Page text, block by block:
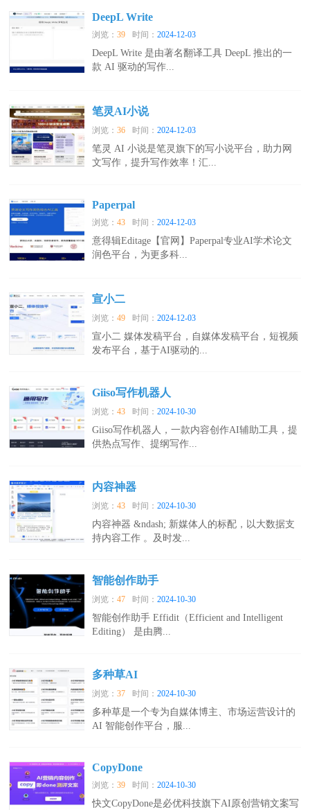
DeepL Write
浏览：39 时间：2024-12-03
DeepL Write 是由著名翻译工具 DeepL 推出的一
款 AI 驱动的写作...
笔灵AI小说
浏览：36 时间：2024-12-03
笔灵 AI 小说是笔灵旗下的写小说平台，助力网
文写作，提升写作效率！汇...
Paperpal
浏览：43 时间：2024-12-03
意得辑Editage【官网】Paperpal专业AI学术论文
润色平台，为更多科...
宣小二
浏览：49 时间：2024-12-03
宣小二 媒体发稿平台，自媒体发稿平台，短视频
发布平台，基于AI驱动的...
Giiso写作机器人
浏览：43 时间：2024-10-30
Giiso写作机器人，一款内容创作AI辅助工具，提
供热点写作、提纲写作...
内容神器
浏览：43 时间：2024-10-30
内容神器 &ndash; 新媒体人的标配，以大数据支
持内容工作 。及时发...
智能创作助手
浏览：47 时间：2024-10-30
智能创作助手 Effidit（Efficient and Intelligent
Editing） 是由腾...
多种草AI
浏览：37 时间：2024-10-30
多种草是一个专为自媒体博主、市场运营设计的
AI 智能创作平台，服...
CopyDone
浏览：39 时间：2024-10-30
快文CopyDone是必优科技旗下AI原创营销文案写